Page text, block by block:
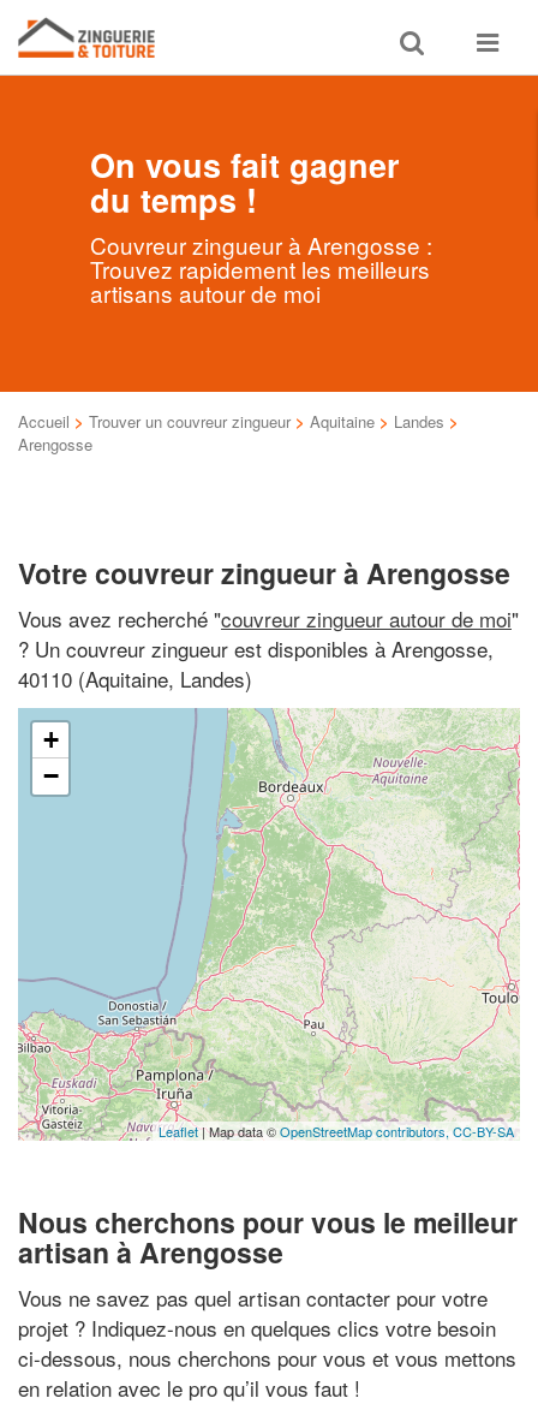
Toggle
search
Toggle
On vous fait gagner
du temps !
Couvreur zingueur à Arengosse :
Trouvez rapidement les meilleurs
artisans autour de moi
Accueil > Trouver un couvreur zingueur > Aquitaine > Landes >
Arengosse
Votre couvreur zingueur à Arengosse
Vous avez recherché "couvreur zingueur autour de moi"
? Un couvreur zingueur est disponibles à Arengosse,
40110 (Aquitaine, Landes)
+
−
Leaflet| Map data ©OpenStreetMap contributors, CC-BY-SA
Nous cherchons pour vous le meilleur
artisan à Arengosse
Vous ne savez pas quel artisan contacter pour votre
projet ? Indiquez-nous en quelques clics votre besoin
ci-dessous, nous cherchons pour vous et vous mettons
en relation avec le pro qu’il vous faut !